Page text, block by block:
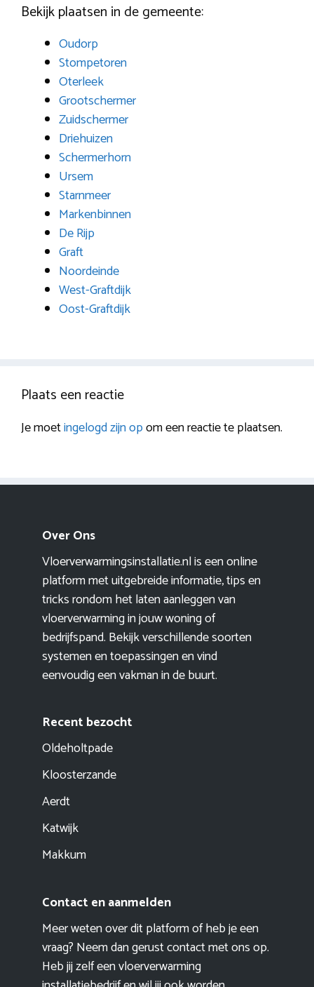
Bekijk plaatsen in de gemeente:
Oudorp
Stompetoren
Oterleek
Grootschermer
Zuidschermer
Driehuizen
Schermerhorn
Ursem
Starnmeer
Markenbinnen
De Rijp
Graft
Noordeinde
West-Graftdijk
Oost-Graftdijk
Plaats een reactie
Je moetingelogd zijn opom een reactie te plaatsen.
Over Ons
Vloerverwarmingsinstallatie.nl is een online
platform met uitgebreide informatie, tips en
tricks rondom het laten aanleggen van
vloerverwarming in jouw woning of
bedrijfspand. Bekijk verschillende soorten
systemen en toepassingen en vind
eenvoudig een vakman in de buurt.
Recent bezocht
Oldeholtpade
Kloosterzande
Aerdt
Katwijk
Makkum
Contact en aanmelden
Meer weten over dit platform of heb je een
vraag? Neem dan gerust contact met ons op.
Heb jij zelf een vloerverwarming